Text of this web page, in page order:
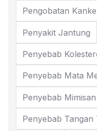
Pengobatan
Penyakit Jantung
Penyebab
Penyebab Mata
Penyebab
Penyebab Tangan